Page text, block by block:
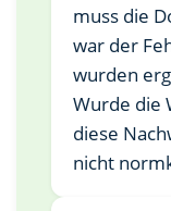
muss die
war der
wurden
Wurde die
diese
nicht